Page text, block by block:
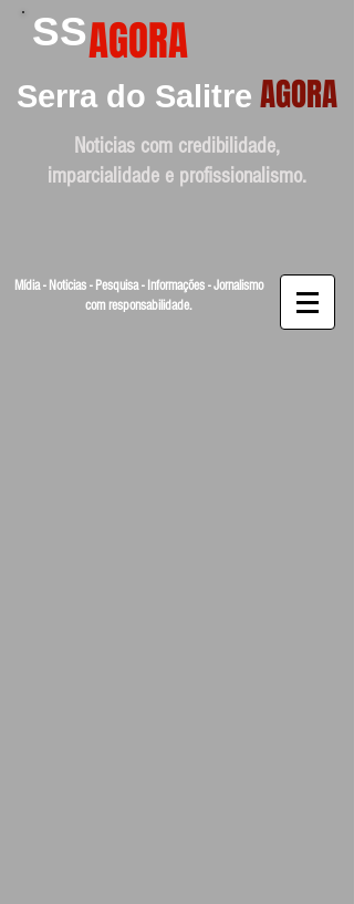
SSAGORA
Serra do Salitre AGORA
Noticias com credibilidade,
imparcialidade e profissionalismo.
Mídia - Noticias - Pesquisa - Informações - Jornalismo
com responsabilidade.